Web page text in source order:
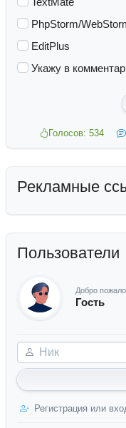
PhpStorm/
EditPlus
Укажу в
Голосов: 534
Рекламные
Пользователи
Добро
Гость
Ник
Регистрация или